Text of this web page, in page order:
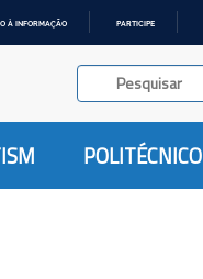
À INFORMAÇÃO PARTICIPE
POLITÉCNICO